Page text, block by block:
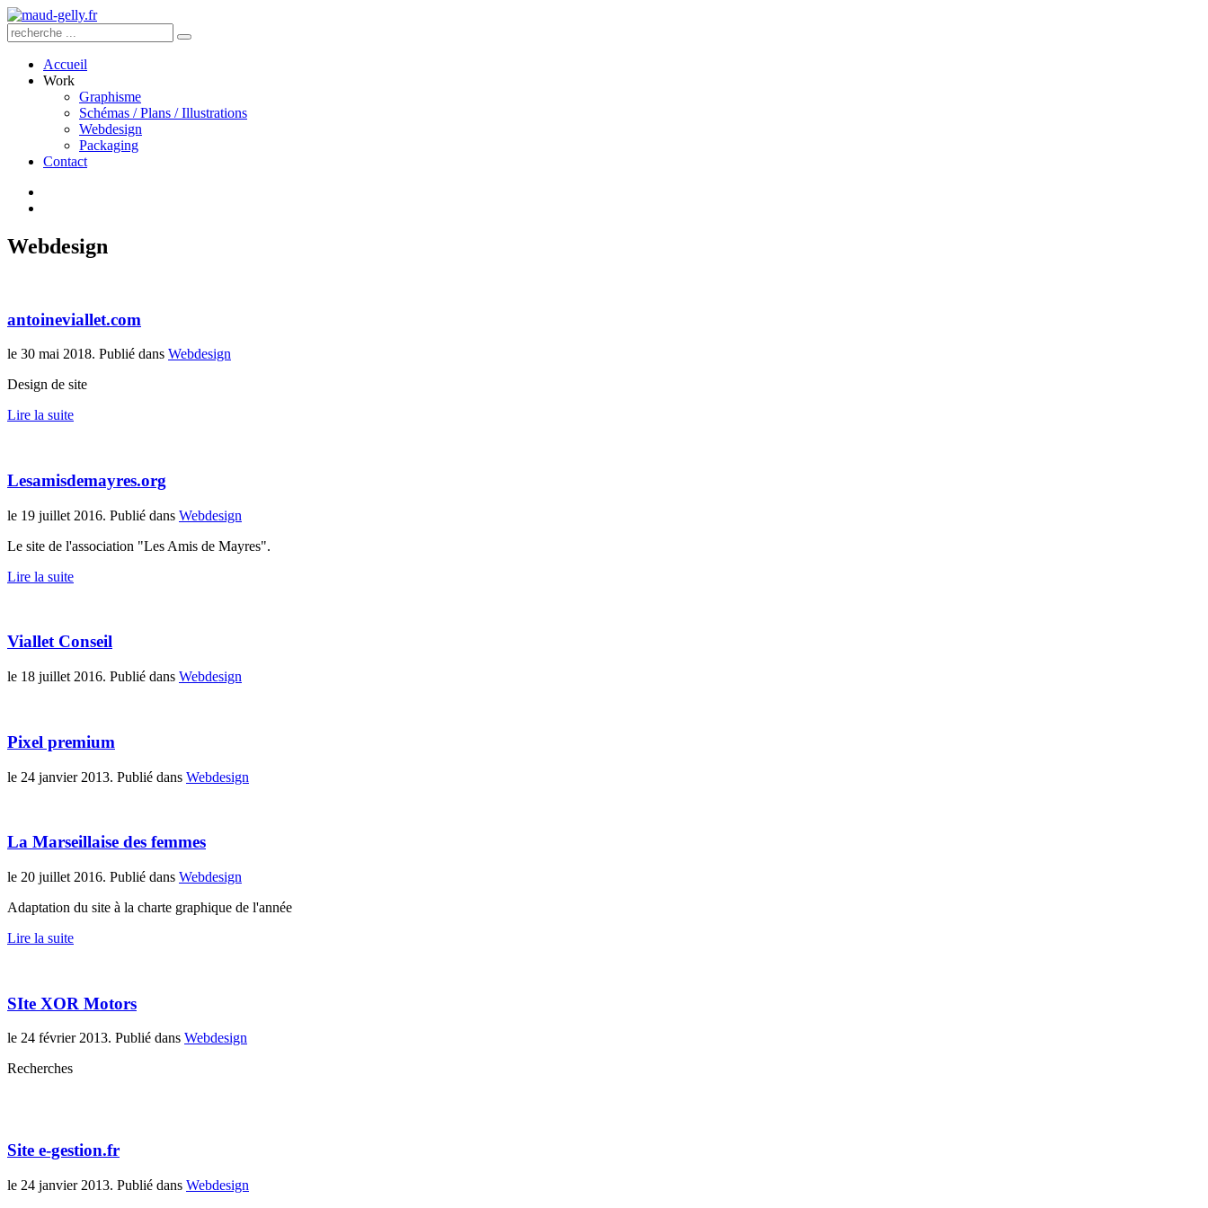
Accueil
Work
Graphisme
Schémas / Plans / Illustrations
Webdesign
Packaging
Contact
Webdesign
antoineviallet.com
le 30 mai 2018. Publié dans Webdesign
Design de site
Lire la suite
Lesamisdemayres.org
le 19 juillet 2016. Publié dans Webdesign
Le site de l'association "Les Amis de Mayres".
Lire la suite
Viallet Conseil
le 18 juillet 2016. Publié dans Webdesign
Pixel premium
le 24 janvier 2013. Publié dans Webdesign
La Marseillaise des femmes
le 20 juillet 2016. Publié dans Webdesign
Adaptation du site à la charte graphique de l'année
Lire la suite
SIte XOR Motors
le 24 février 2013. Publié dans Webdesign
Recherches
Site e-gestion.fr
le 24 janvier 2013. Publié dans Webdesign